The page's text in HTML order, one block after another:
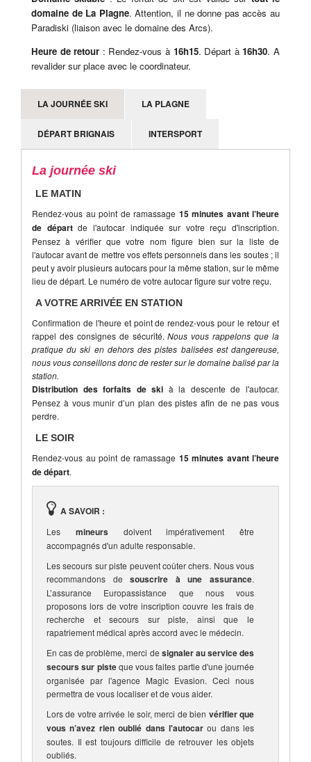
domaine de La Plagne. Attention, il ne donne pas accès au
Paradiski (liaison avec le domaine des Arcs).
Heure de retour : Rendez-vous à 16h15. Départ à16h30. A
revalider sur place avec le coordinateur.
LA JOURNÉE SKI LA PLAGNE
DÉPART BRIGNAIS INTERSPORT
La journée ski
LE MATIN
Rendez-vous au point de ramassage 15 minutes avant l’heure
de départde l'autocar indiquée sur votre reçu d'inscription.
Pensez à vérifier que votre nom figure bien sur la liste de
l'autocar avant de mettre vos effets personnels dans les soutes ; il
peut y avoir plusieurs autocars pour la même station, sur le même
lieu de départ. Le numéro de votre autocar figure sur votre reçu.
A VOTRE ARRIVÉE EN STATION
Confirmation de l'heure et point de rendez-vous pour le retour et
rappel des consignes de sécurité.Nous vous rappelons que la
pratique du ski en dehors des pistes balisées est dangereuse,
nous vous conseillons donc de rester sur le domaine balisé par la
station.
Distribution des forfaits de ski à la descente de l'autocar.
Pensez à vous munir d’un plan des pistes afin de ne pas vous
perdre.
LE SOIR
Rendez-vous au point de ramassage 15 minutes avant l’heure
de départ.
A SAVOIR :
Les mineurs doivent impérativement être
accompagnés d'un adulte responsable.
Les secours sur piste peuvent coûter chers. Nous vous
recommandons desouscrire à une assurance.
L’assurance Europassistance que nous vous
proposons lors de votre inscription couvre les frais de
recherche et secours sur piste, ainsi que le
rapatriement médical après accord avec le médecin.
En cas de problème, merci de signaler au service des
secours sur pisteque vous faites partie d'une journée
organisée par l'agence Magic Evasion. Ceci nous
permettra de vous localiser et de vous aider.
Lors de votre arrivée le soir, merci de bien vérifier que
vous n’avez rien oublié dans l'autocarou dans les
soutes. Il est toujours difficile de retrouver les objets
oubliés.